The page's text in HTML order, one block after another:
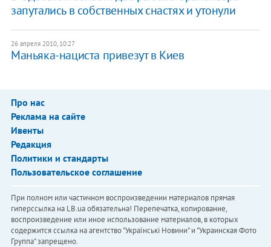
запутались в собственных снастях и утонули
26 апреля 2010, 10:27
Маньяка-нациста привезут в Киев
Про нас
Реклама на сайте
Ивенты
Редакция
Политики и стандарты
Пользовательское соглашение
При полном или частичном воспроизведении материалов прямая
гиперссылка на LB.ua обязательна! Перепечатка, копирование,
воспроизведение или иное использование материалов, в которых
содержится ссылка на агентство "Українськi Новини" и "Украинская Фото
Группа" запрещено.